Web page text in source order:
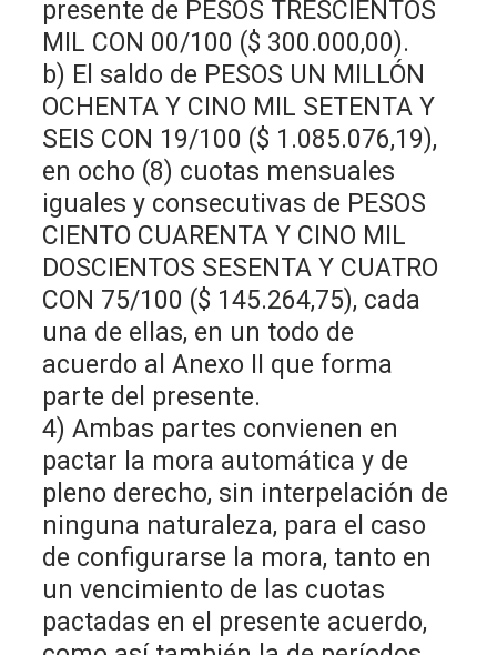
presente de PESOS TRESCIENTOS
MIL CON 00/100 ($ 300.000,00).
b) El saldo de PESOS UN MILLÓN
OCHENTA Y CINO MIL SETENTA Y
SEIS CON 19/100 ($ 1.085.076,19),
en ocho (8) cuotas mensuales
iguales y consecutivas de PESOS
CIENTO CUARENTA Y CINO MIL
DOSCIENTOS SESENTA Y CUATRO
CON 75/100 ($ 145.264,75), cada
una de ellas, en un todo de
acuerdo al Anexo II que forma
parte del presente.
4) Ambas partes convienen en
pactar la mora automática y de
pleno derecho, sin interpelación de
ninguna naturaleza, para el caso
de configurarse la mora, tanto en
un vencimiento de las cuotas
pactadas en el presente acuerdo,